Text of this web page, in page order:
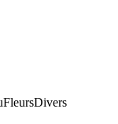
FleursDivers